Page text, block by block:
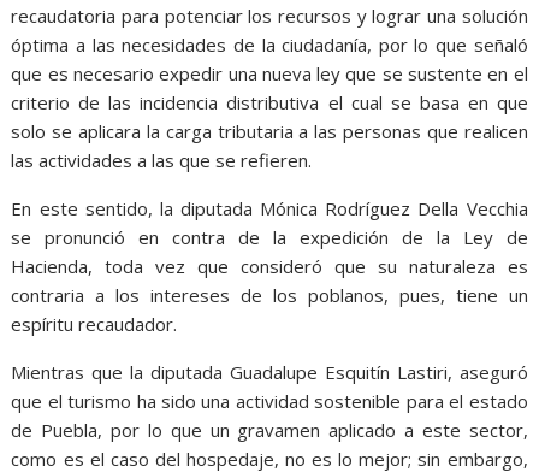
recaudatoria para potenciar los recursos y lograr una solución
óptima a las necesidades de la ciudadanía, por lo que señaló
que es necesario expedir una nueva ley que se sustente en el
criterio de las incidencia distributiva el cual se basa en que
solo se aplicara la carga tributaria a las personas que realicen
las actividades a las que se refieren.
En este sentido, la diputada Mónica Rodríguez Della Vecchia
se pronunció en contra de la expedición de la Ley de
Hacienda, toda vez que consideró que su naturaleza es
contraria a los intereses de los poblanos, pues, tiene un
espíritu recaudador.
Mientras que la diputada Guadalupe Esquitín Lastiri, aseguró
que el turismo ha sido una actividad sostenible para el estado
de Puebla, por lo que un gravamen aplicado a este sector,
como es el caso del hospedaje, no es lo mejor; sin embargo,